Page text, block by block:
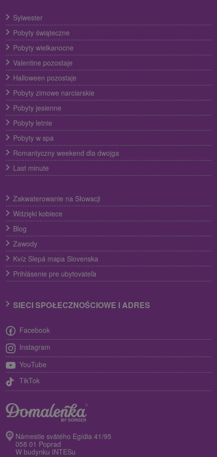
Sylwester
Pobyty świąteczne
Pobyty wielkanocne
Valentine pozostaje
Halloween pozostaje
Pobyty zimowe narciarskie
Pobyty jesienne
Pobyty letnie
Pobyty w spa
Romantyczny weekend dla dwojga
Last minute
Zakwaterowanie na Słowacji
Wdzięki kobiece
Blog
Zawody
Kvíz Slepá mapa Slovenska
Prihlásenie pre ubytovateľa
SIECI SPOŁECZNOŚCIOWE I ADRES
Facebook
Instagram
YouTube
TikTok
Námestie svätého Egídia 41/95
058 01 Poprad
W budynku INTESu